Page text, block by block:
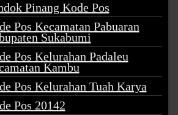
Pinang Kode Pos
Pos Kecamatan Pabuaran
Sukabumi
Pos Kelurahan Padaleu
Kambu
Pos Kelurahan Tuah Karya
Pos 20142